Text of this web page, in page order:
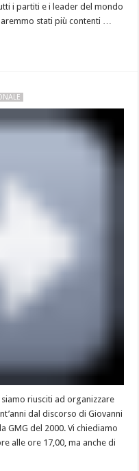
i partiti e i leader del mondo
stati più contenti …
riusciti ad organizzare
dal discorso di Giovanni
GMG del 2000. Vi chiediamo
alle ore 17,00, ma anche di